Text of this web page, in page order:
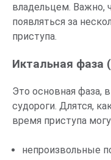
владельцем. Важно,
появляться за
приступа.
Иктальная фаза
Это основная фаза,
судороги. Длятся,
время приступа
непроизвольные